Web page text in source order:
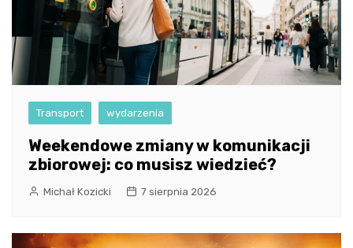
Transport wydarzenia
Weekendowe zmiany w komunikacji
zbiorowej: co musisz wiedzieć?
Michał Kozicki 7 sierpnia 2026